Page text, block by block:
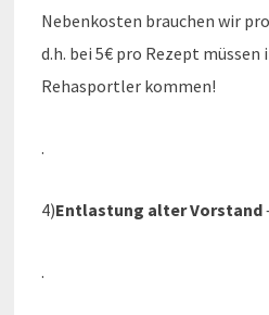
Nebenkosten brauchen wir
d.h. bei 5€ pro Rezept
Rehasportler kommen!
.
4)Entlastung alter Vorstand
.